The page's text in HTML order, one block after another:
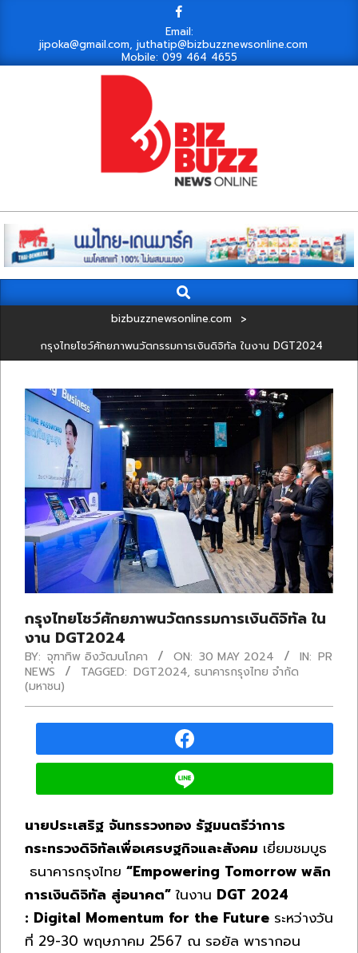
content
Email:
jipoka@gmail.com, juthatip@bizbuzznewsonline.com
Mobile: 099 464 4655
Navigation
Search
bizbuzznewsonline.com
>
กรุงไทยโชว์ศักยภาพนวัตกรรมการเงินดิจิทัล ในงาน DGT2024
กรุงไทยโชว์ศักยภาพนวัตกรรมการเงินดิจิทัล ใน
งาน DGT2024
BY: จุฑาทิพ อิงวัฒนโภคา ON: 30 MAY 2024 IN: PR
NEWS
TAGGED: DGT2024, ธนาคารกรุงไทย จำกัด
(มหาชน)
นายประเสริฐ จันทรรวงทอง รัฐมนตรีว่าการ
กระทรวงดิจิทัลเพื่อเศรษฐกิจและสังคม เยี่ยมชมบูธ
ธนาคารกรุงไทย “Empowering Tomorrow พลิก
การเงินดิจิทัล สู่อนาคต”ในงาน DGT 2024
: Digital Momentum for the Future ระหว่างวัน
ที่ 29-30 พฤษภาคม 2567 ณ รอยัล พารากอน